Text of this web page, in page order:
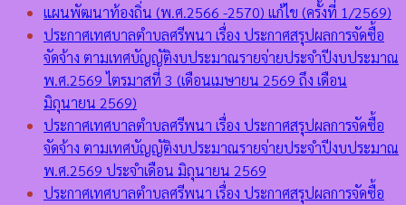
แผนพัฒนาท้องถิ่น (พ.ศ.2566 -2570) แก้ไข (ครั้งที่ 1/2569)
ประกาศเทศบาลตำบลศรีพนา เรื่อง ประกาศสรุปผลการจัดซื้อ
จัดจ้าง ตามเทศบัญญัติงบประมาณรายจ่ายประจำปีงบประมาณ
พ.ศ.2569 ไตรมาสที่ 3 (เดือนเมษายน 2569 ถึง เดือน
มิถุนายน 2569)
ประกาศเทศบาลตำบลศรีพนา เรื่อง ประกาศสรุปผลการจัดซื้อ
จัดจ้าง ตามเทศบัญญัติงบประมาณรายจ่ายประจำปีงบประมาณ
พ.ศ.2569 ประจำเดือน มิถุนายน 2569
ประกาศเทศบาลตำบลศรีพนา เรื่อง ประกาศสรุปผลการจัดซื้อ